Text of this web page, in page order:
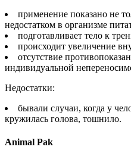
применение показано не
недостатком в организме
подготавливает тело к
происходит увеличение
отсутствие
индивидуальной
Недостатки:
бывали случаи, когда у
кружилась голова, тошнило.
Animal Pak